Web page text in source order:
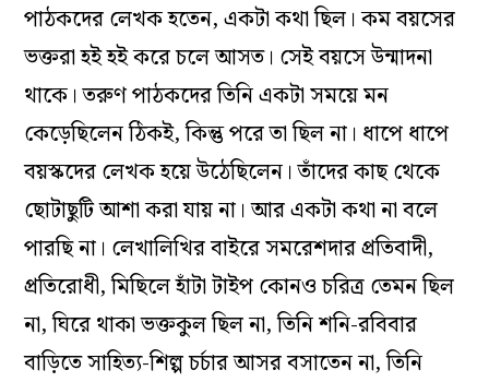
পাঠকদের লেখক হতেন, একটা কথা ছিল। কম বয়সের
ভক্তরা হই হই করে চলে আসত। সেই বয়সে উন্মাদনা
থাকে। তরুণ পাঠকদের তিনি একটা সময়ে মন
কেড়েছিলেন ঠিকই, কিন্তু পরে তা ছিল না। ধাপে ধাপে
বয়স্কদের লেখক হয়ে উঠেছিলেন। তাঁদের কাছ থেকে
ছোটাছুটি আশা করা যায় না। আর একটা কথা না বলে
পারছি না। লেখালিখির বাইরে সমরেশদার প্রতিবাদী,
প্রতিরোধী, মিছিলে হাঁটা টাইপ কোনও চরিত্র তেমন ছিল
না, ঘিরে থাকা ভক্তকুল ছিল না, তিনি শনি-রবিবার
বাড়িতে সাহিত্য-শিল্প চর্চার আসর বসাতেন না, তিনি